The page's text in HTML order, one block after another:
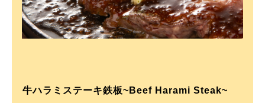
牛ハラミステーキ鉄板~Beef Harami Steak~